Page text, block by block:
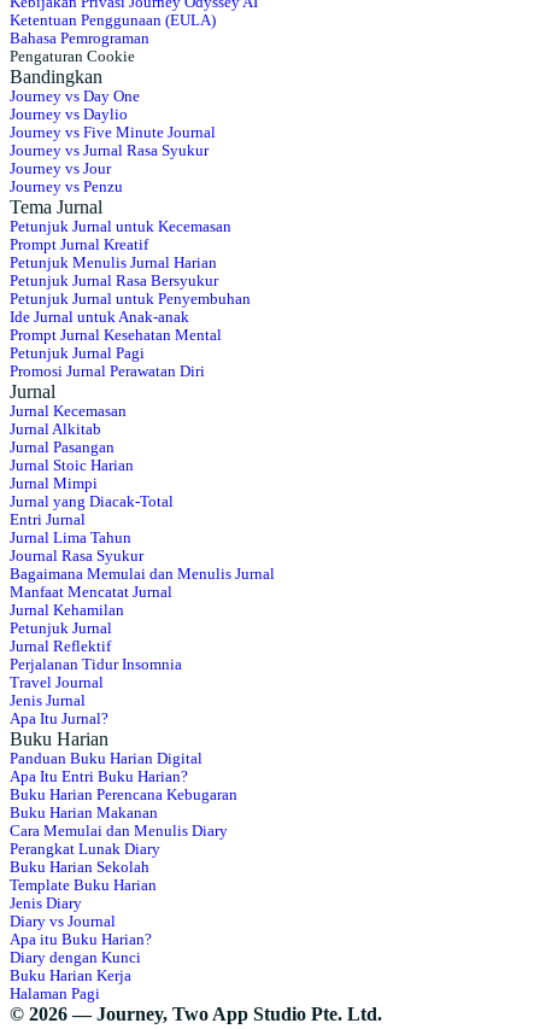
Ketentuan Penggunaan (EULA)
Bahasa Pemrograman
Pengaturan Cookie
Bandingkan
Journey vs Day One
Journey vs Daylio
Journey vs Five Minute Journal
Journey vs Jurnal Rasa Syukur
Journey vs Jour
Journey vs Penzu
Tema Jurnal
Petunjuk Jurnal untuk Kecemasan
Prompt Jurnal Kreatif
Petunjuk Menulis Jurnal Harian
Petunjuk Jurnal Rasa Bersyukur
Petunjuk Jurnal untuk Penyembuhan
Ide Jurnal untuk Anak-anak
Prompt Jurnal Kesehatan Mental
Petunjuk Jurnal Pagi
Promosi Jurnal Perawatan Diri
Jurnal
Jurnal Kecemasan
Jurnal Alkitab
Jurnal Pasangan
Jurnal Stoic Harian
Jurnal Mimpi
Jurnal yang Diacak-Total
Entri Jurnal
Jurnal Lima Tahun
Journal Rasa Syukur
Bagaimana Memulai dan Menulis Jurnal
Manfaat Mencatat Jurnal
Jurnal Kehamilan
Petunjuk Jurnal
Jurnal Reflektif
Perjalanan Tidur Insomnia
Travel Journal
Jenis Jurnal
Apa Itu Jurnal?
Buku Harian
Panduan Buku Harian Digital
Apa Itu Entri Buku Harian?
Buku Harian Perencana Kebugaran
Buku Harian Makanan
Cara Memulai dan Menulis Diary
Perangkat Lunak Diary
Buku Harian Sekolah
Template Buku Harian
Jenis Diary
Diary vs Journal
Apa itu Buku Harian?
Diary dengan Kunci
Buku Harian Kerja
Halaman Pagi
© 2026 — Journey, Two App Studio Pte. Ltd.